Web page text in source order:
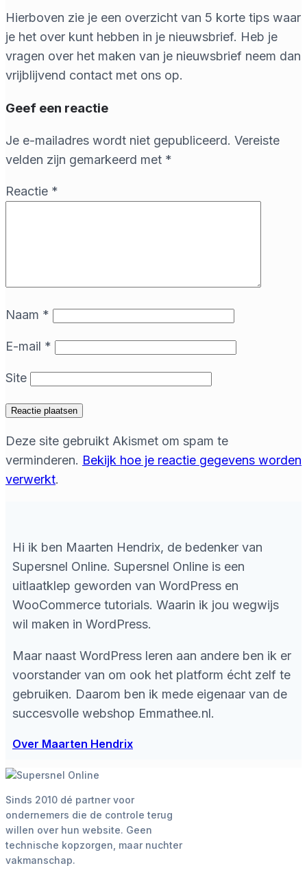
Hierboven zie je een overzicht van 5 korte tips waar
je het over kunt hebben in je nieuwsbrief. Heb je
vragen over het maken van je nieuwsbrief neem dan
vrijblijvend contact met ons op.
Geef een reactie
Je e-mailadres wordt niet gepubliceerd. Vereiste
velden zijn gemarkeerd met *
Reactie *
Naam *
E-mail *
Site
Deze site gebruikt Akismet om spam te
verminderen. Bekijk hoe je reactie gegevens worden
verwerkt.
Hi ik ben Maarten Hendrix, de bedenker van
Supersnel Online. Supersnel Online is een
uitlaatklep geworden van WordPress en
WooCommerce tutorials. Waarin ik jou wegwijs
wil maken in WordPress.
Maar naast WordPress leren aan andere ben ik er
voorstander van om ook het platform écht zelf te
gebruiken. Daarom ben ik mede eigenaar van de
succesvolle webshop Emmathee.nl.
Over Maarten Hendrix
Sinds 2010 dé partner voor
ondernemers die de controle terug
willen over hun website. Geen
technische kopzorgen, maar nuchter
vakmanschap.